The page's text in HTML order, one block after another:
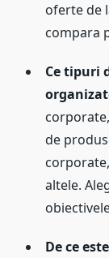
oferte de
compara
Ce tipuri
de
altele.
De ce